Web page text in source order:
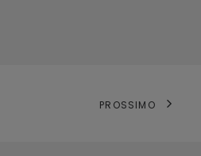
PROSSIMO